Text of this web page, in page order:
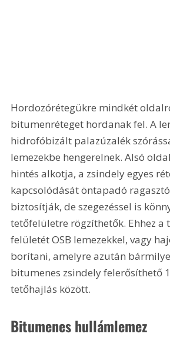
Hordozórétegükre mindkét
bitumenréteget hordanak fel. A
hidrofóbizált palazúzalék
lemezekbe hengerelnek. Alsó
hintés alkotja, a zsindely egyes
kapcsolódását öntapadó
biztosítják, de szegezéssel is
tetőfelületre rögzíthetők. Ehhez a
felületét OSB lemezekkel, vagy
borítani, amelyre azután
bitumenes zsindely felerősíthető
tetőhajlás között.
Bitumenes hullámlemez